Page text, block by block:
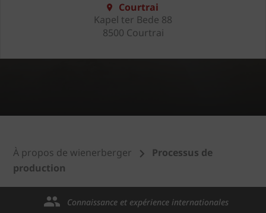
Courtrai
Kapel ter Bede 88
8500 Courtrai
À propos de wienerberger
Processus de
production
Connaissance et expérience internationales